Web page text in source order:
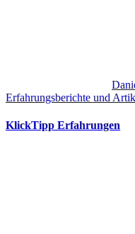
Erfahrungsberichte und
KlickTipp Erfahrungen